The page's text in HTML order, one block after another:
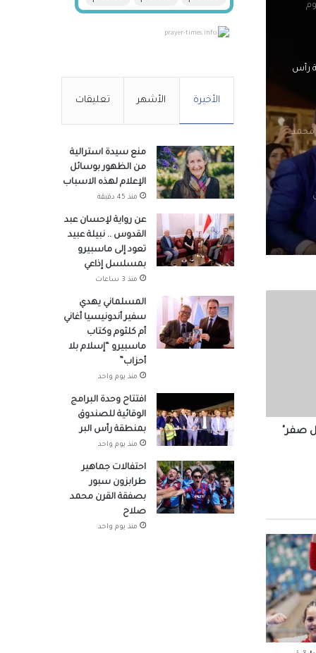
رأس
محمد
شباب
صفر"
prayer-times.info
الأخيرة الأشهر تعليقات
منع سيدة استرالية
من الظهور بوسائل
الإعلام لهذه الاسباب
منذ 45 دقيقة
عن رواية لإحسان عبد
القدوس .. نبيلة عبيد
تعود إلى ماسبيرو
بمسلسل إذاعي
منذ 3 ساعات
المسلماني يهدي
سفير أندونيسيا أغاني
أم كلثوم وكتاب
ماسبيرو “إسلام بلا
أحزاب”
منذ يوم واحد
افتتاح وحدة البرامج
الوقائية للصندوق
بمنطقة رأس البر
منذ يوم واحد
احتفالات جماهير
طرابزون سبور
بصفقة القرن محمد
صلاح
منذ يوم واحد